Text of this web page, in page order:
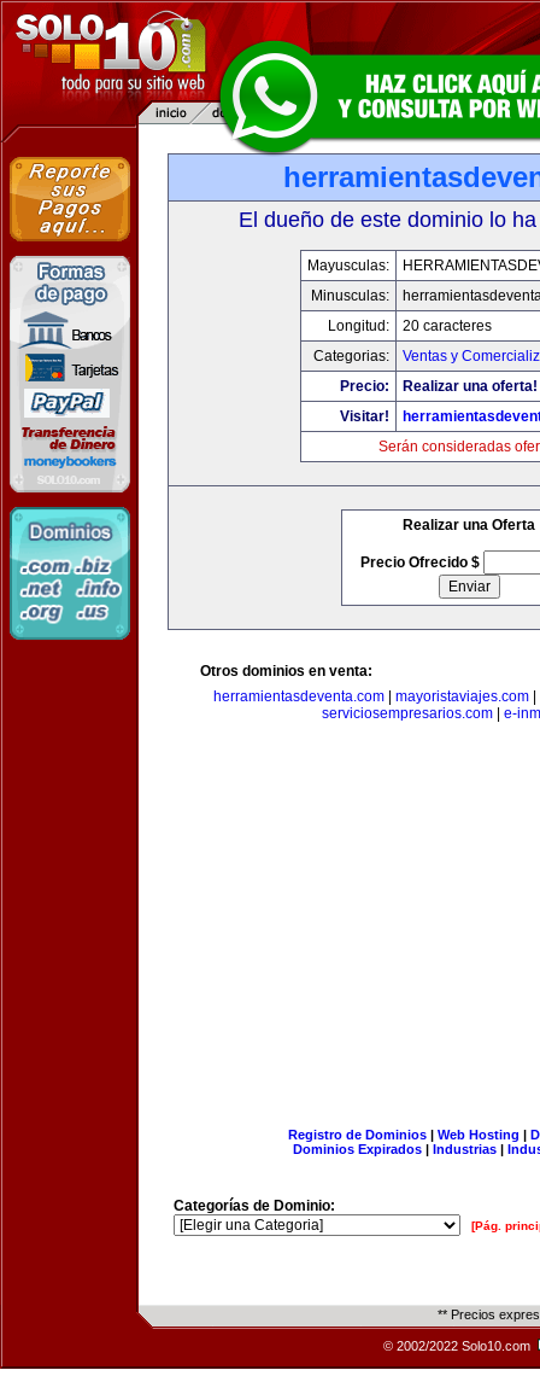
El dueño de este dominio lo
Mayusculas:
Minusculas:
Longitud:
20 caracteres
Categorias:
Ventas y
Precio:
Realizar una oferta!
Visitar!
Serán consideradas
Realizar una Oferta
Precio Ofrecido $
Otros dominios en venta:
herramientasdeventa.com| mayoristaviajes.com|
serviciosempresarios.com| e-
Registro de Dominios| Web Hosting |
Dominios Expirados | Industrias |
Categorías de Dominio:
[Pág.
** Precios
© 2002/2022 Solo10.com